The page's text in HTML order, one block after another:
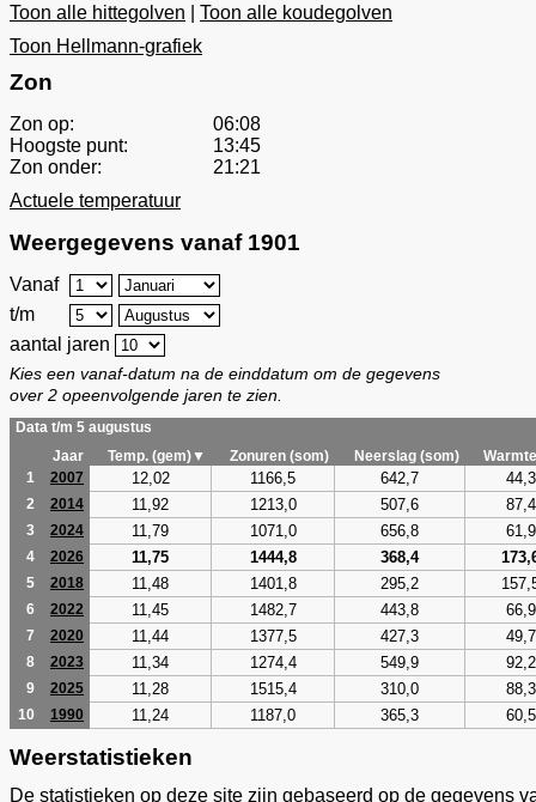
Toon alle hittegolven
Toon alle koudegolven
Toon Hellmann-grafiek
Zon
Zon op:
06:08
Hoogste punt:
13:45
Zon onder:
21:21
Actuele temperatuur
Weergegevens vanaf 1901
Vanaf
t/m
aantal jaren
Kies een vanaf-datum na de einddatum om de gegevens
over 2 opeenvolgende jaren te zien.
Data t/m 5 augustus
Jaar
Temp. (gem)▼ Zonuren (som) Neerslag (som)
1
2007 12,02 1166,5 642,7 44,3
2 2014 11,92 1213,0 507,6 87,4
3 2024 11,79 1071,0 656,8 61,9
4 2026 11,75 1444,8 368,4
5 2018 11,48 1401,8 295,2
6 2022 11,45 1482,7 443,8 66,9
7 2020 11,44 1377,5 427,3 49,7
8 2023 11,34 1274,4 549,9 92,2
9 2025 11,28 1515,4 310,0 88,3
10 1990 11,24 1187,0 365,3 60,5
Weerstatistieken
De statistieken op deze site zijn gebaseerd op de gegevens